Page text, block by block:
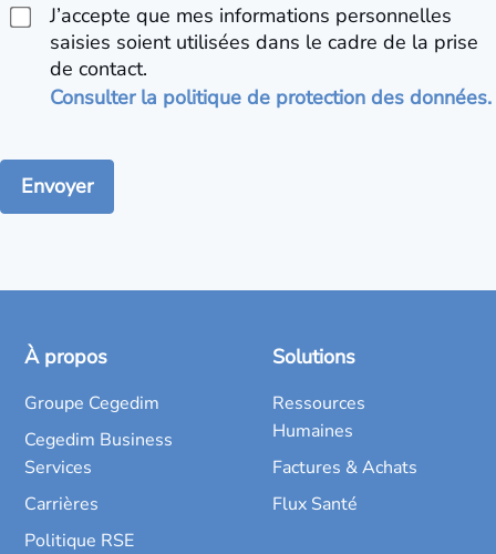
J’accepte que mes informations personnelles
saisies soient utilisées dans le cadre de la prise
de contact.
Consulter la politique de protection des données.
À propos
Groupe Cegedim
Cegedim Business
Services
Carrières
Politique RSE
Solutions
Ressources
Humaines
Factures & Achats
Flux Santé